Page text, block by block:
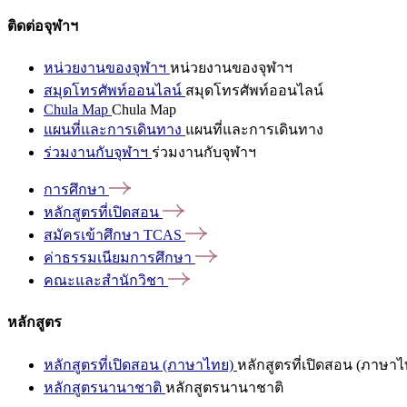
ติดต่อจุฬาฯ
หน่วยงานของจุฬาฯ หน่วยงานของจุฬาฯ
สมุดโทรศัพท์ออนไลน์ สมุดโทรศัพท์ออนไลน์
Chula Map Chula Map
แผนที่และการเดินทาง แผนที่และการเดินทาง
ร่วมงานกับจุฬาฯ ร่วมงานกับจุฬาฯ
การศึกษา
หลักสูตรที่เปิดสอน
สมัครเข้าศึกษา TCAS
ค่าธรรมเนียมการศึกษา
คณะและสำนักวิชา
หลักสูตร
หลักสูตรที่เปิดสอน (ภาษาไทย) หลักสูตรที่เปิดสอน (ภาษาไ
หลักสูตรนานาชาติ หลักสูตรนานาชาติ